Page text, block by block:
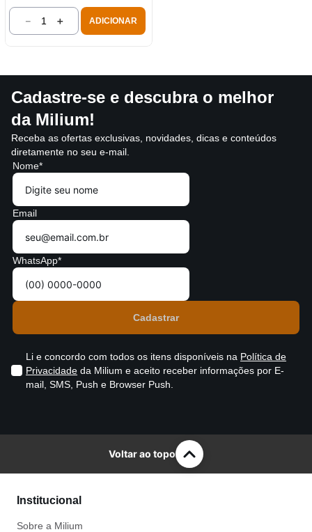
＋
－ ADICIONAR
Cadastre-se e descubra o melhor
da Milium!
Receba as ofertas exclusivas, novidades, dicas e conteúdos
diretamente no seu e-mail.
Nome*
Email
WhatsApp*
Li e concordo com todos os itens disponíveis na Política de
Privacidade da Milium e aceito receber informações por E-
mail, SMS, Push e Browser Push.
Voltar ao topo
Institucional
Sobre a Milium